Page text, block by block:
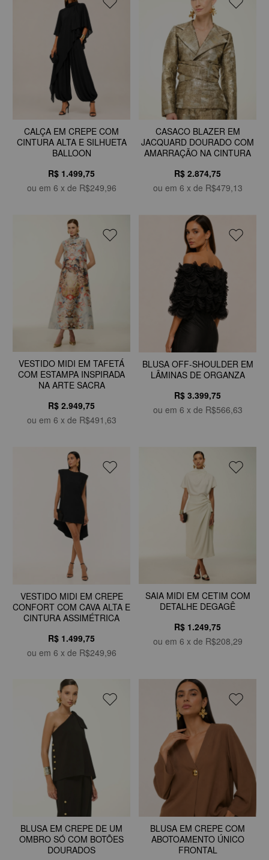
CALÇA EM CREPE COM
CINTURA ALTA E SILHUETA
BALLOON
R$ 1.499,75
ou em 6 x de R$249,96
CASACO BLAZER EM
JACQUARD DOURADO COM
AMARRAÇÃO NA CINTURA
R$ 2.874,75
ou em 6 x de R$479,13
VESTIDO MIDI EM TAFETÁ
COM ESTAMPA INSPIRADA
NA ARTE SACRA
R$ 2.949,75
ou em 6 x de R$491,63
BLUSA OFF-SHOULDER EM
LÂMINAS DE ORGANZA
R$ 3.399,75
ou em 6 x de R$566,63
VESTIDO MIDI EM CREPE
CONFORT COM CAVA ALTA E
CINTURA ASSIMÉTRICA
R$ 1.499,75
ou em 6 x de R$249,96
SAIA MIDI EM CETIM COM
DETALHE DEGAGÊ
R$ 1.249,75
ou em 6 x de R$208,29
BLUSA EM CREPE DE UM
OMBRO SÓ COM BOTÕES
DOURADOS
BLUSA EM CREPE COM
ABOTOAMENTO ÚNICO
FRONTAL